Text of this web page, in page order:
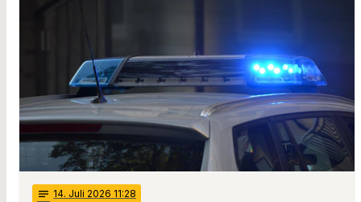
notes 14. Juli 2026 11:28